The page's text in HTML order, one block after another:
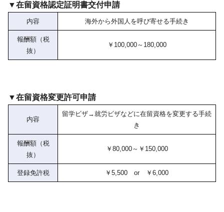
▼在留資格認定証明書交付申請
内容 海外から外国人を呼び寄せる手続き
報酬額（税
抜）
￥100,000～180,000
▼在留資格変更許可申請
内容
留学ビザ→就労ビザなどに在留資格を変更する手続
き
報酬額（税
抜）
￥80,000～￥150,000
登録免許税 ￥5,500 or ￥6,000